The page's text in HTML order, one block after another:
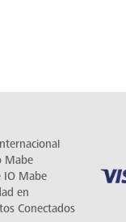
Mabe
IO Mabe
en
Conectados